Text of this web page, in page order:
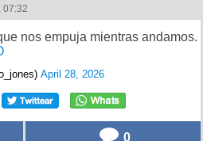
07:32
nos empuja mientras andamos.
April 28, 2026
0